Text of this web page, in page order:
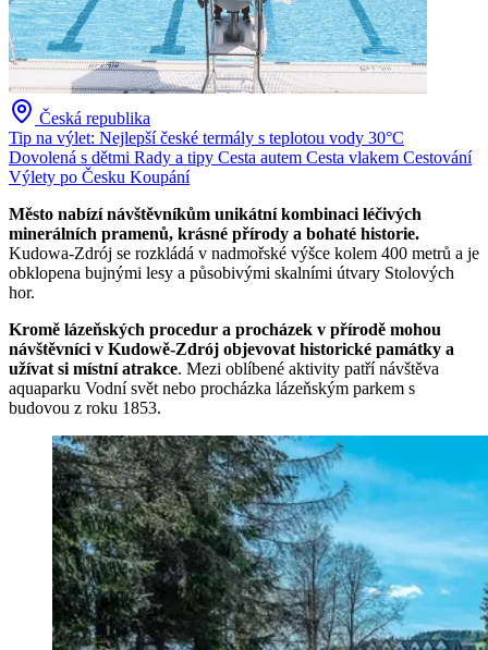
Česká republika
Tip na výlet: Nejlepší české termály s teplotou vody 30°C
Dovolená s dětmi Rady a tipy Cesta autem Cesta vlakem Cestování
Výlety po Česku Koupání
Město nabízí návštěvníkům unikátní kombinaci léčivých
minerálních pramenů, krásné přírody a bohaté historie.
Kudowa-Zdrój se rozkládá v nadmořské výšce kolem 400 metrů a je
obklopena bujnými lesy a působivými skalními útvary Stolových
hor.
Kromě lázeňských procedur a procházek v přírodě mohou
návštěvníci v Kudowě-Zdrój objevovat historické památky a
užívat si místní atrakce. Mezi oblíbené aktivity patří návštěva
aquaparku Vodní svět nebo procházka lázeňským parkem s
budovou z roku 1853.